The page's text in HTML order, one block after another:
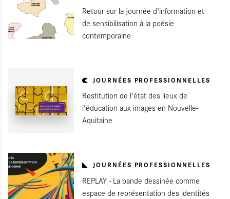
Retour sur la journée d'information et
de sensibilisation à la poésie
contemporaine
JOURNÉES PROFESSIONNELLES
Restitution de l'état des lieux de
l'éducation aux images en Nouvelle-
Aquitaine
JOURNÉES PROFESSIONNELLES
REPLAY - La bande dessinée comme
espace de représentation des identités